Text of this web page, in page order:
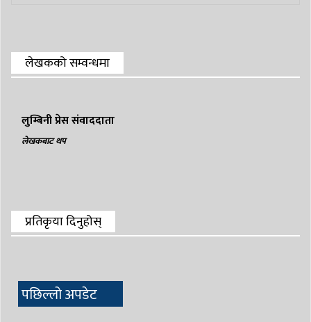
लेखकको सम्वन्धमा
लुम्बिनी प्रेस संवाददाता
लेखकबाट थप
प्रतिकृया दिनुहोस्
पछिल्लो अपडेट